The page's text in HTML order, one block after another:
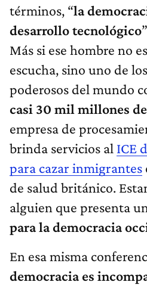
términos, “la
desarrollo tecnológico
Más si ese hombre no
escucha, sino uno de
poderosos del mundo
casi 30 mil millones
empresa de
brinda servicios al ICE
para cazar inmigrantes
de salud británico.
alguien que presenta
para la democracia
En esa misma
democracia es